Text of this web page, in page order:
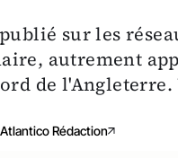
sur les
autrement
de
Atlantico Rédaction